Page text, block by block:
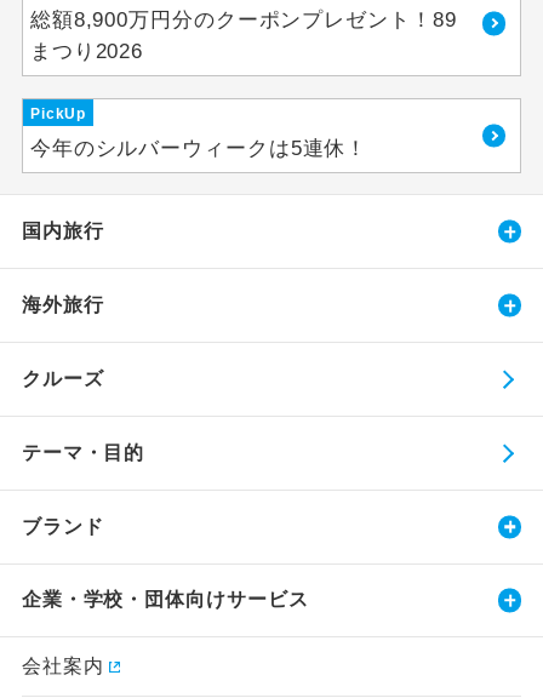
総額8,900万円分のクーポンプレゼント！89
まつり2026
PickUp
今年のシルバーウィークは5連休！
国内旅行
海外旅行
クルーズ
テーマ・目的
ブランド
企業・学校・団体向けサービス
会社案内